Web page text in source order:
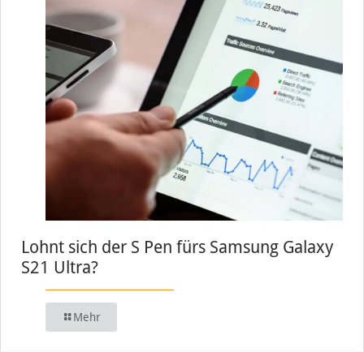
Lohnt sich der S Pen fürs Samsung Galaxy
S21 Ultra?
Mehr